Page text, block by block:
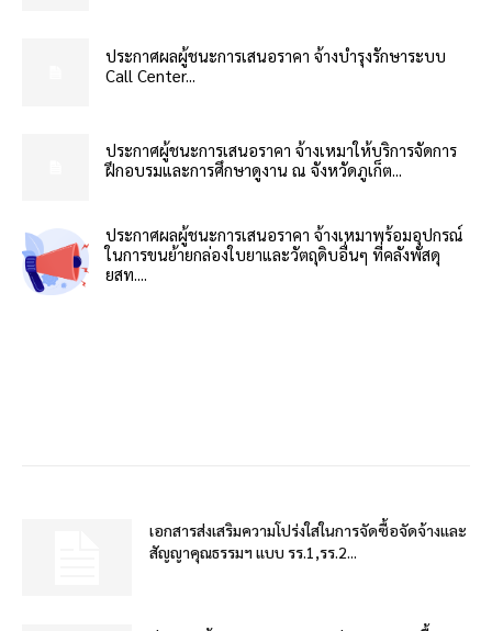
ประกาศผลผู้ชนะการเสนอราคา จ้างบำรุงรักษาระบบ
Call Center...
ประกาศผู้ชนะการเสนอราคา จ้างเหมาให้บริการจัดการ
ฝึกอบรมและการศึกษาดูงาน ณ จังหวัดภูเก็ต...
ประกาศผลผู้ชนะการเสนอราคา จ้างเหมาพร้อมอุปกรณ์
ในการขนย้ายกล่องใบยาและวัตถุดิบอื่นๆ ที่คลังพัสดุ
ยสท....
เอกสารส่งเสริมความโปร่งใสในการจัดซื้อจัดจ้างและ
สัญญาคุณธรรมฯ แบบ รร.1,รร.2...